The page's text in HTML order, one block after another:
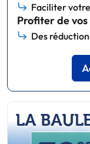
Faciliter
Profiter de vos
Des